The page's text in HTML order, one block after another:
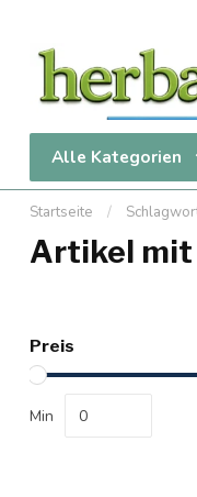
Alle Kategorien
Startseite /
Artikel mit
Preis
Min